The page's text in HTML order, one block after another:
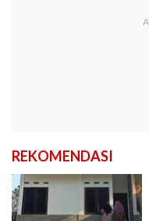
REKOMENDASI